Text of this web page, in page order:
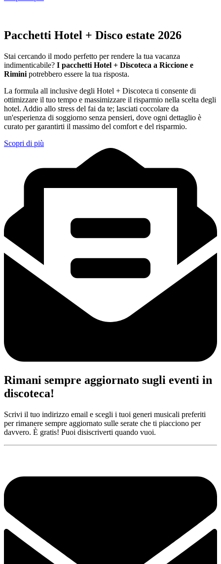
Pacchetti Hotel + Disco estate 2026
Stai cercando il modo perfetto per rendere la tua vacanza
indimenticabile? I pacchetti Hotel + Discoteca a Riccione e
Rimini potrebbero essere la tua risposta.
La formula all inclusive degli Hotel + Discoteca ti consente di
ottimizzare il tuo tempo e massimizzare il risparmio nella scelta degli
hotel. Addio allo stress del fai da te; lasciati coccolare da
un'esperienza di soggiorno senza pensieri, dove ogni dettaglio è
curato per garantirti il massimo del comfort e del risparmio.
Scopri di più
Rimani sempre aggiornato sugli eventi in
discoteca!
Scrivi il tuo indirizzo email e scegli i tuoi generi musicali preferiti
per rimanere sempre aggiornato sulle serate che ti piacciono per
davvero. È gratis! Puoi disiscriverti quando vuoi.